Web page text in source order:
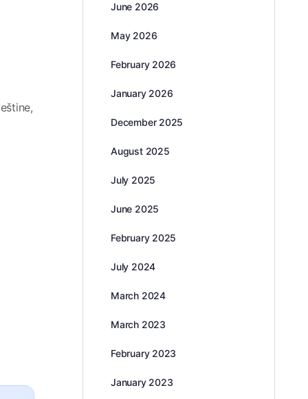
June 2026
May 2026
February 2026
January 2026
December 2025
August 2025
July 2025
June 2025
February 2025
July 2024
March 2024
March 2023
February 2023
January 2023